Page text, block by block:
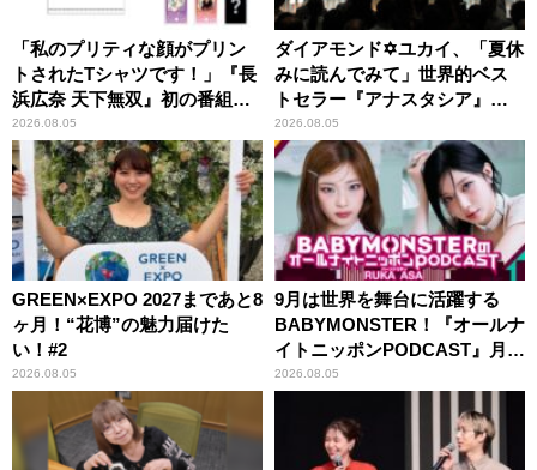
「私のプリティな顔がプリン
トされたTシャツです！」『長
浜広奈 天下無双』初の番組グ
ッズ発売
2026.08.05
ダイアモンド✡ユカイ、「夏休
みに読んでみて」世界的ベス
トセラー『アナスタシア』を
紹介
2026.08.05
GREEN×EXPO 2027まであと8
ヶ月！“花博”の魅力届けた
い！#2
2026.08.05
9月は世界を舞台に活躍する
BABYMONSTER！『オールナ
イトニッポンPODCAST』月替
わりパーソナリティ
2026.08.05